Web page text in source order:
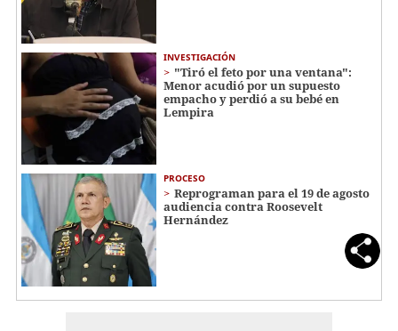
INVESTIGACIÓN
"Tiró el feto por una ventana":
Menor acudió por un supuesto
empacho y perdió a su bebé en
Lempira
PROCESO
Reprograman para el 19 de agosto
audiencia contra Roosevelt
Hernández